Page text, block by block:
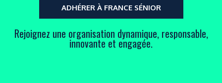
ADHÉRER À FRANCE SÉNIOR
Rejoignez une organisation dynamique, responsable,
innovante et engagée.